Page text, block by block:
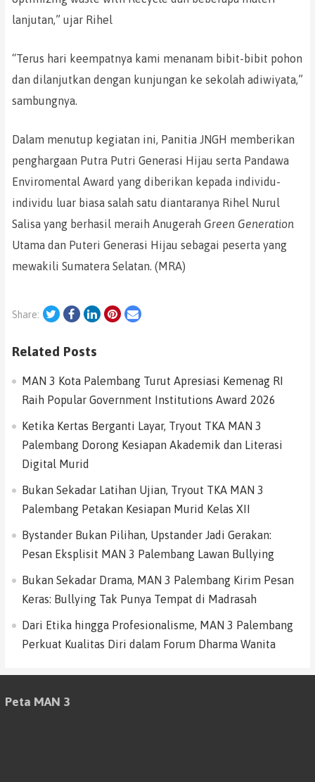
lanjutan,” ujar Rihel
“Terus hari keempatnya kami menanam bibit-bibit pohon
dan dilanjutkan dengan kunjungan ke sekolah adiwiyata,”
sambungnya.
Dalam menutup kegiatan ini, Panitia JNGH memberikan
penghargaan Putra Putri Generasi Hijau serta Pandawa
Enviromental Award yang diberikan kepada individu-
individu luar biasa salah satu diantaranya Rihel Nurul
Salisa yang berhasil meraih Anugerah Green Generation
Utama dan Puteri Generasi Hijau sebagai peserta yang
mewakili Sumatera Selatan. (MRA)
Share: TwitterFacebook
LinkedIn
Pinterest
Email
Related Posts
MAN 3 Kota Palembang Turut Apresiasi Kemenag RI
Raih Popular Government Institutions Award 2026
Ketika Kertas Berganti Layar, Tryout TKA MAN 3
Palembang Dorong Kesiapan Akademik dan Literasi
Digital Murid
Bukan Sekadar Latihan Ujian, Tryout TKA MAN 3
Palembang Petakan Kesiapan Murid Kelas XII
Bystander Bukan Pilihan, Upstander Jadi Gerakan:
Pesan Eksplisit MAN 3 Palembang Lawan Bullying
Bukan Sekadar Drama, MAN 3 Palembang Kirim Pesan
Keras: Bullying Tak Punya Tempat di Madrasah
Dari Etika hingga Profesionalisme, MAN 3 Palembang
Perkuat Kualitas Diri dalam Forum Dharma Wanita
Peta MAN 3